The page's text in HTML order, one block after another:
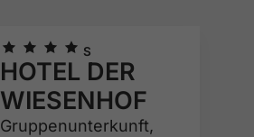
🞙 🞙 🞙 🞙S
HOTEL DER
WIESENHOF
Gruppenunterkunft,